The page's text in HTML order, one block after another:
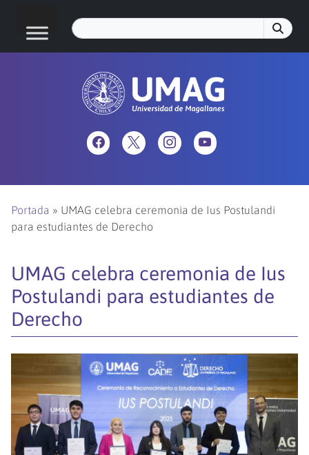
Portada » UMAG celebra ceremonia de Ius Postulandi
para estudiantes de Derecho
UMAG celebra ceremonia de Ius
Postulandi para estudiantes de
Derecho